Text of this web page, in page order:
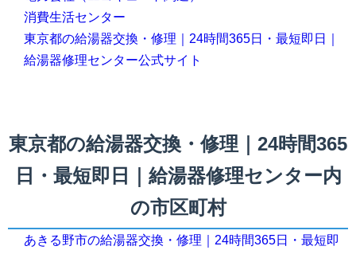
消費生活センター
東京都の給湯器交換・修理｜24時間365日・最短即日｜
給湯器修理センター公式サイト
東京都の給湯器交換・修理｜24時間365
日・最短即日｜給湯器修理センター内
の市区町村
あきる野市の給湯器交換・修理｜24時間365日・最短即